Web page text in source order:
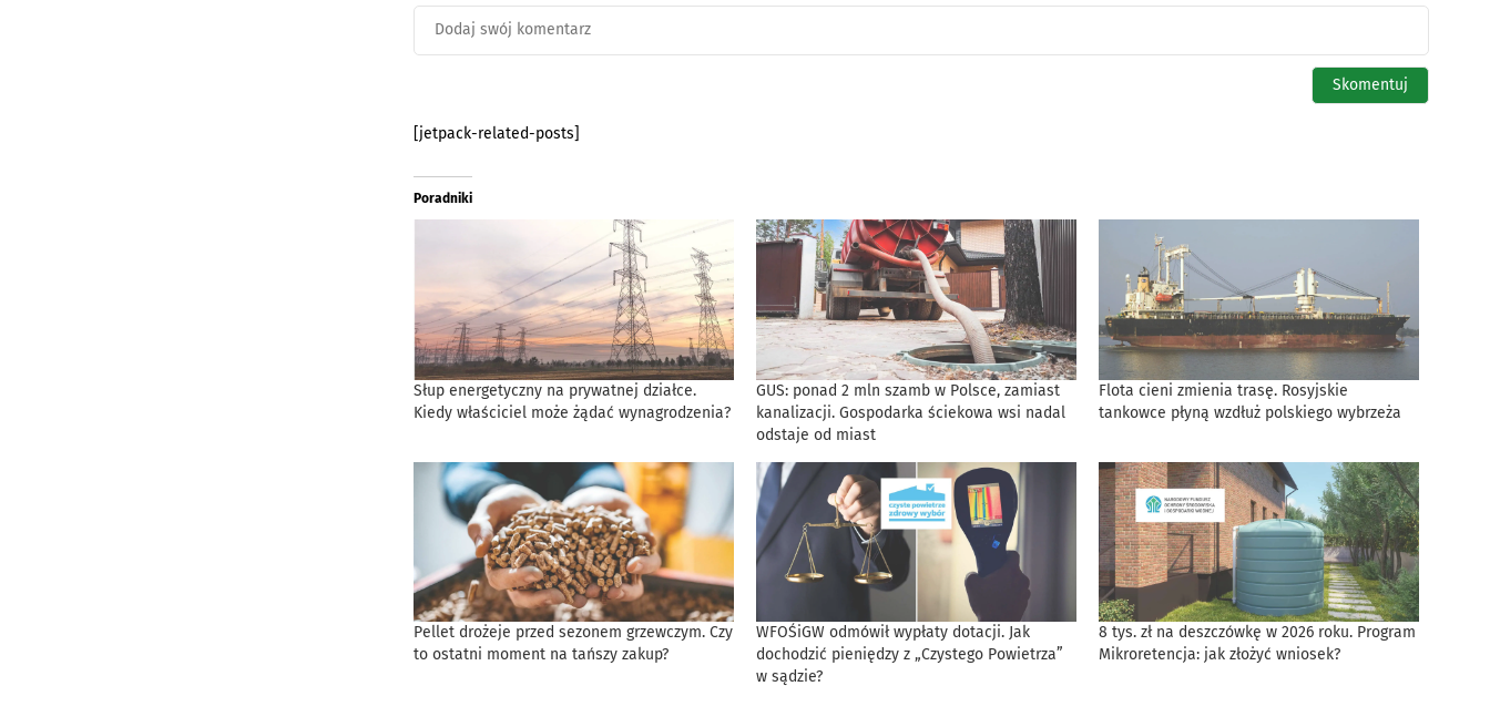
[jetpack-related-posts]
Poradniki
Słup energetyczny na prywatnej działce.
Kiedy właściciel może żądać wynagrodzenia?
GUS: ponad 2 mln szamb w Polsce, zamiast
kanalizacji. Gospodarka ściekowa wsi nadal
odstaje od miast
Flota cieni zmienia trasę. Rosyjskie
tankowce płyną wzdłuż polskiego wybrzeża
Pellet drożeje przed sezonem grzewczym. Czy
to ostatni moment na tańszy zakup?
WFOŚiGW odmówił wypłaty dotacji. Jak
dochodzić pieniędzy z „Czystego Powietrza”
w sądzie?
8 tys. zł na deszczówkę w 2026 roku. Program
Mikroretencja: jak złożyć wniosek?